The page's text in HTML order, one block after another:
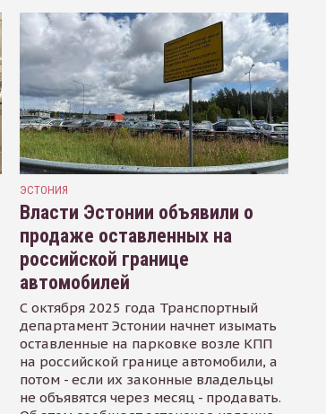
ЭСТОНИЯ
Власти Эстонии объявили о
продаже оставленных на
российской границе
автомобилей
С октября 2025 года Транспортный
департамент Эстонии начнет изымать
оставленные на парковке возле КПП
на российской границе автомобили, а
потом - если их законные владельцы
не объявятся через месяц - продавать.